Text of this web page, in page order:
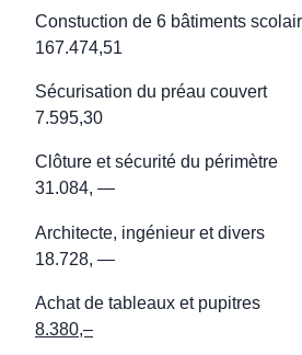
Constuction de 6 bâtiments
167.474,51
Sécurisation du préau
7.595,30
Clôture et sécurité du
31.084, —
Architecte, ingénieur et
18.728, —
Achat de tableaux et
8.380,–